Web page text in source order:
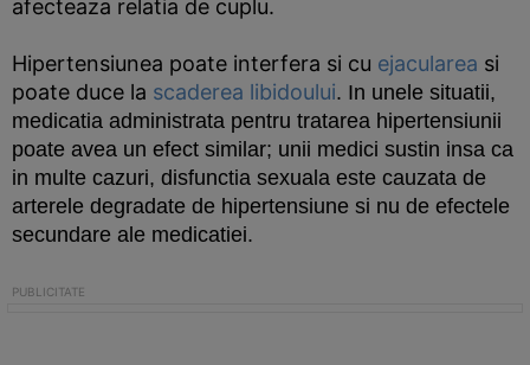
afecteaza relatia de cuplu.
Hipertensiunea poate interfera si cu ejacularea si
poate duce la scaderea libidoului. In unele situatii,
medicatia administrata pentru tratarea hipertensiunii
poate avea un efect similar; unii medici sustin insa ca
in multe cazuri, disfunctia sexuala este cauzata de
arterele degradate de hipertensiune si nu de efectele
secundare ale medicatiei.